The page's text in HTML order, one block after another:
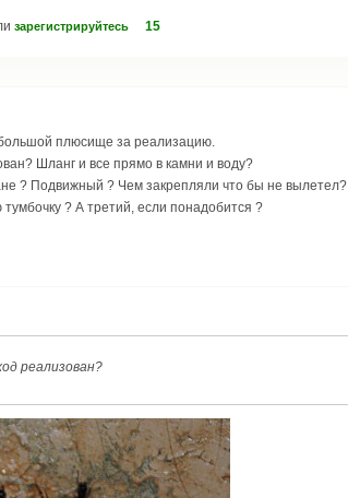
зарегистрируйтесь 15
плюсище за реализацию.
Шланг и все прямо в камни и воду?
? Подвижный ? Чем закрепляли что бы не вылетел?
? А третий, если понадобится ?
реализован?